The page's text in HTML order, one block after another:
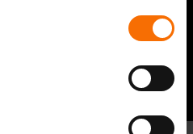
i koji se osjećate dobro
najveće
s top
Pitaj psihologa